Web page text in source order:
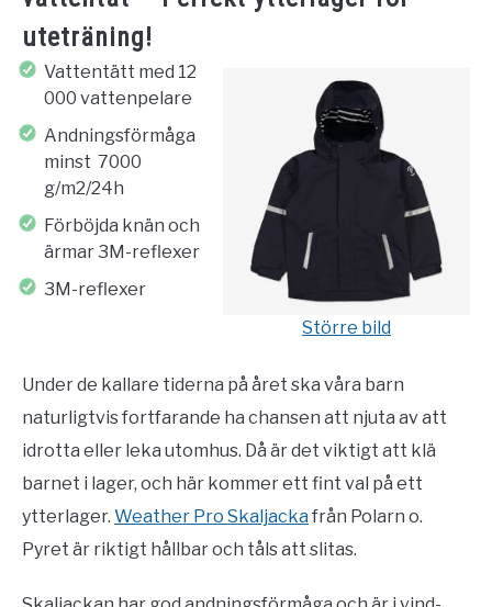
uteträning!
Större bild
Vattentätt med 12
000 vattenpelare
Andningsförmåga
minst 7000
g/m2/24h
Förböjda knän och
ärmar 3M-reflexer
3M-reflexer
Under de kallare tiderna på året ska våra barn
naturligtvis fortfarande ha chansen att njuta av att
idrotta eller leka utomhus. Då är det viktigt att klä
barnet i lager, och här kommer ett fint val på ett
ytterlager. Weather Pro Skaljacka från Polarn o.
Pyret är riktigt hållbar och tåls att slitas.